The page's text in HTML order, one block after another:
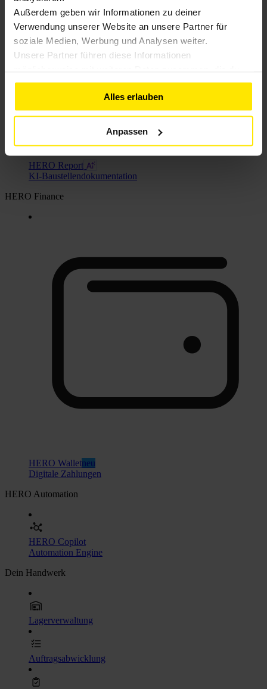
Außerdem geben wir Informationen zu deiner
Verwendung unserer Website an unsere Partner für
soziale Medien, Werbung und Analysen weiter.
Unsere Partner führen diese Informationen
ihnen bereitgestellt hast oder die sie im Rahmen deiner
Nutzung der Dienste gesammelt haben. Weitere
Informationen findest du in unserer
Datenschutzerklärung
Alles erlauben
Anpassen
HERO Command
KI-Angebotserstellung
HERO Report
KI-Baustellendokumentation
HERO Finance
HERO Walletneu
Digitale Zahlungen
HERO Automation
HERO Copilot
Automation Engine
Dein Handwerk
Lagerverwaltung
Auftragsabwicklung